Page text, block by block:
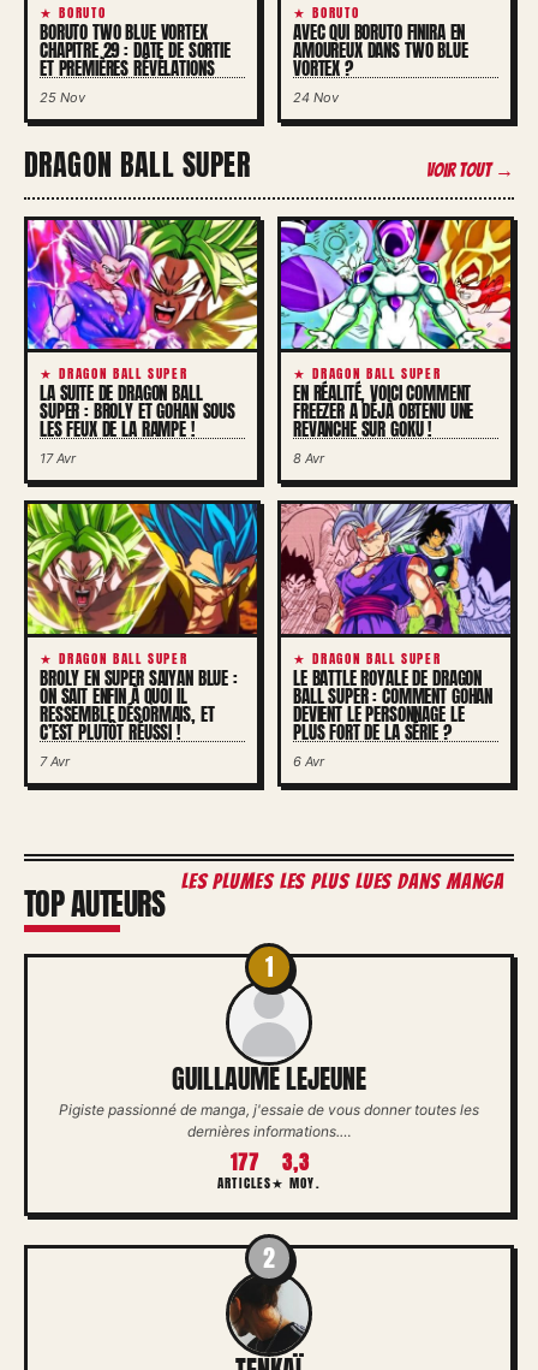
★ BORUTO
BORUTO TWO BLUE VORTEX
CHAPITRE 29 : DATE DE SORTIE
ET PREMIÈRES RÉVÉLATIONS
25 Nov
★ BORUTO
AVEC QUI BORUTO FINIRA EN
AMOUREUX DANS TWO BLUE
VORTEX ?
24 Nov
DRAGON BALL SUPER Voir tout →
★ DRAGON BALL SUPER
LA SUITE DE DRAGON BALL
SUPER : BROLY ET GOHAN SOUS
LES FEUX DE LA RAMPE !
17 Avr
★ DRAGON BALL SUPER
EN RÉALITÉ, VOICI COMMENT
FREEZER A DÉJÀ OBTENU UNE
REVANCHE SUR GOKU !
8 Avr
★ DRAGON BALL SUPER
BROLY EN SUPER SAIYAN BLUE :
ON SAIT ENFIN À QUOI IL
RESSEMBLE DÉSORMAIS, ET
C’EST PLUTÔT RÉUSSI !
7 Avr
★ DRAGON BALL SUPER
LE BATTLE ROYALE DE DRAGON
BALL SUPER : COMMENT GOHAN
DEVIENT LE PERSONNAGE LE
PLUS FORT DE LA SÉRIE ?
6 Avr
TOP AUTEURS les plumes les plus lues dans Manga
1
GUILLAUME LEJEUNE
Pigiste passionné de manga, j'essaie de vous donner toutes les
dernières informations.…
177
ARTICLES
3,3
★ MOY.
2